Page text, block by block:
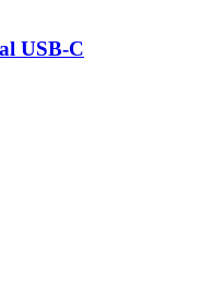
USB-C